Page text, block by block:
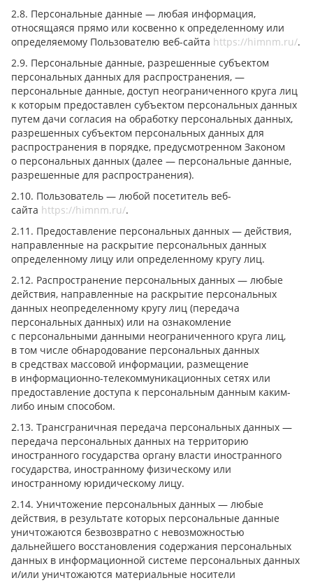
2.8. Персональные данные — любая информация,
относящаяся прямо или косвенно к определенному или
определяемому Пользователю веб-сайта https://himnm.ru/.
2.9. Персональные данные, разрешенные субъектом
персональных данных для распространения, —
персональные данные, доступ неограниченного круга лиц
к которым предоставлен субъектом персональных данных
путем дачи согласия на обработку персональных данных,
разрешенных субъектом персональных данных для
распространения в порядке, предусмотренном Законом
о персональных данных (далее — персональные данные,
разрешенные для распространения).
2.10. Пользователь — любой посетитель веб-
сайта https://himnm.ru/.
2.11. Предоставление персональных данных — действия,
направленные на раскрытие персональных данных
определенному лицу или определенному кругу лиц.
2.12. Распространение персональных данных — любые
действия, направленные на раскрытие персональных
данных неопределенному кругу лиц (передача
персональных данных) или на ознакомление
с персональными данными неограниченного круга лиц,
в том числе обнародование персональных данных
в средствах массовой информации, размещение
в информационно-телекоммуникационных сетях или
предоставление доступа к персональным данным каким-
либо иным способом.
2.13. Трансграничная передача персональных данных —
передача персональных данных на территорию
иностранного государства органу власти иностранного
государства, иностранному физическому или
иностранному юридическому лицу.
2.14. Уничтожение персональных данных — любые
действия, в результате которых персональные данные
уничтожаются безвозвратно с невозможностью
дальнейшего восстановления содержания персональных
данных в информационной системе персональных данных
и/или уничтожаются материальные носители